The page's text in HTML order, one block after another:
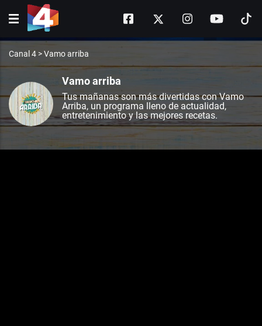
Canal 4 >Vamo arriba
Vamo arriba
Tus mañanas son más divertidas con Vamo
Arriba, un programa lleno de actualidad,
entretenimiento y las mejores recetas.